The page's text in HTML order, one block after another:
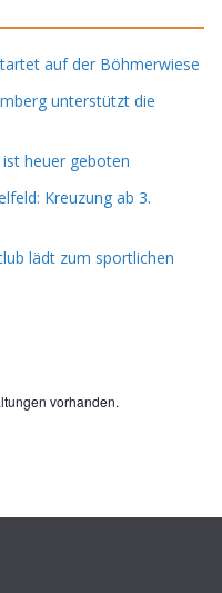
auf der Böhmerwiese
unterstützt die
heuer geboten
Kreuzung ab 3.
lädt zum sportlichen
vorhanden.